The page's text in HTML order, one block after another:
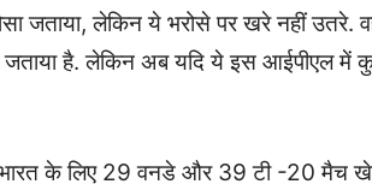
जताया, लेकिन ये भरोसे पर खरे नहीं
जताया है. लेकिन अब यदि ये इस आईपीएल में
के लिए 29 वनडे और 39 टी -20 मैच